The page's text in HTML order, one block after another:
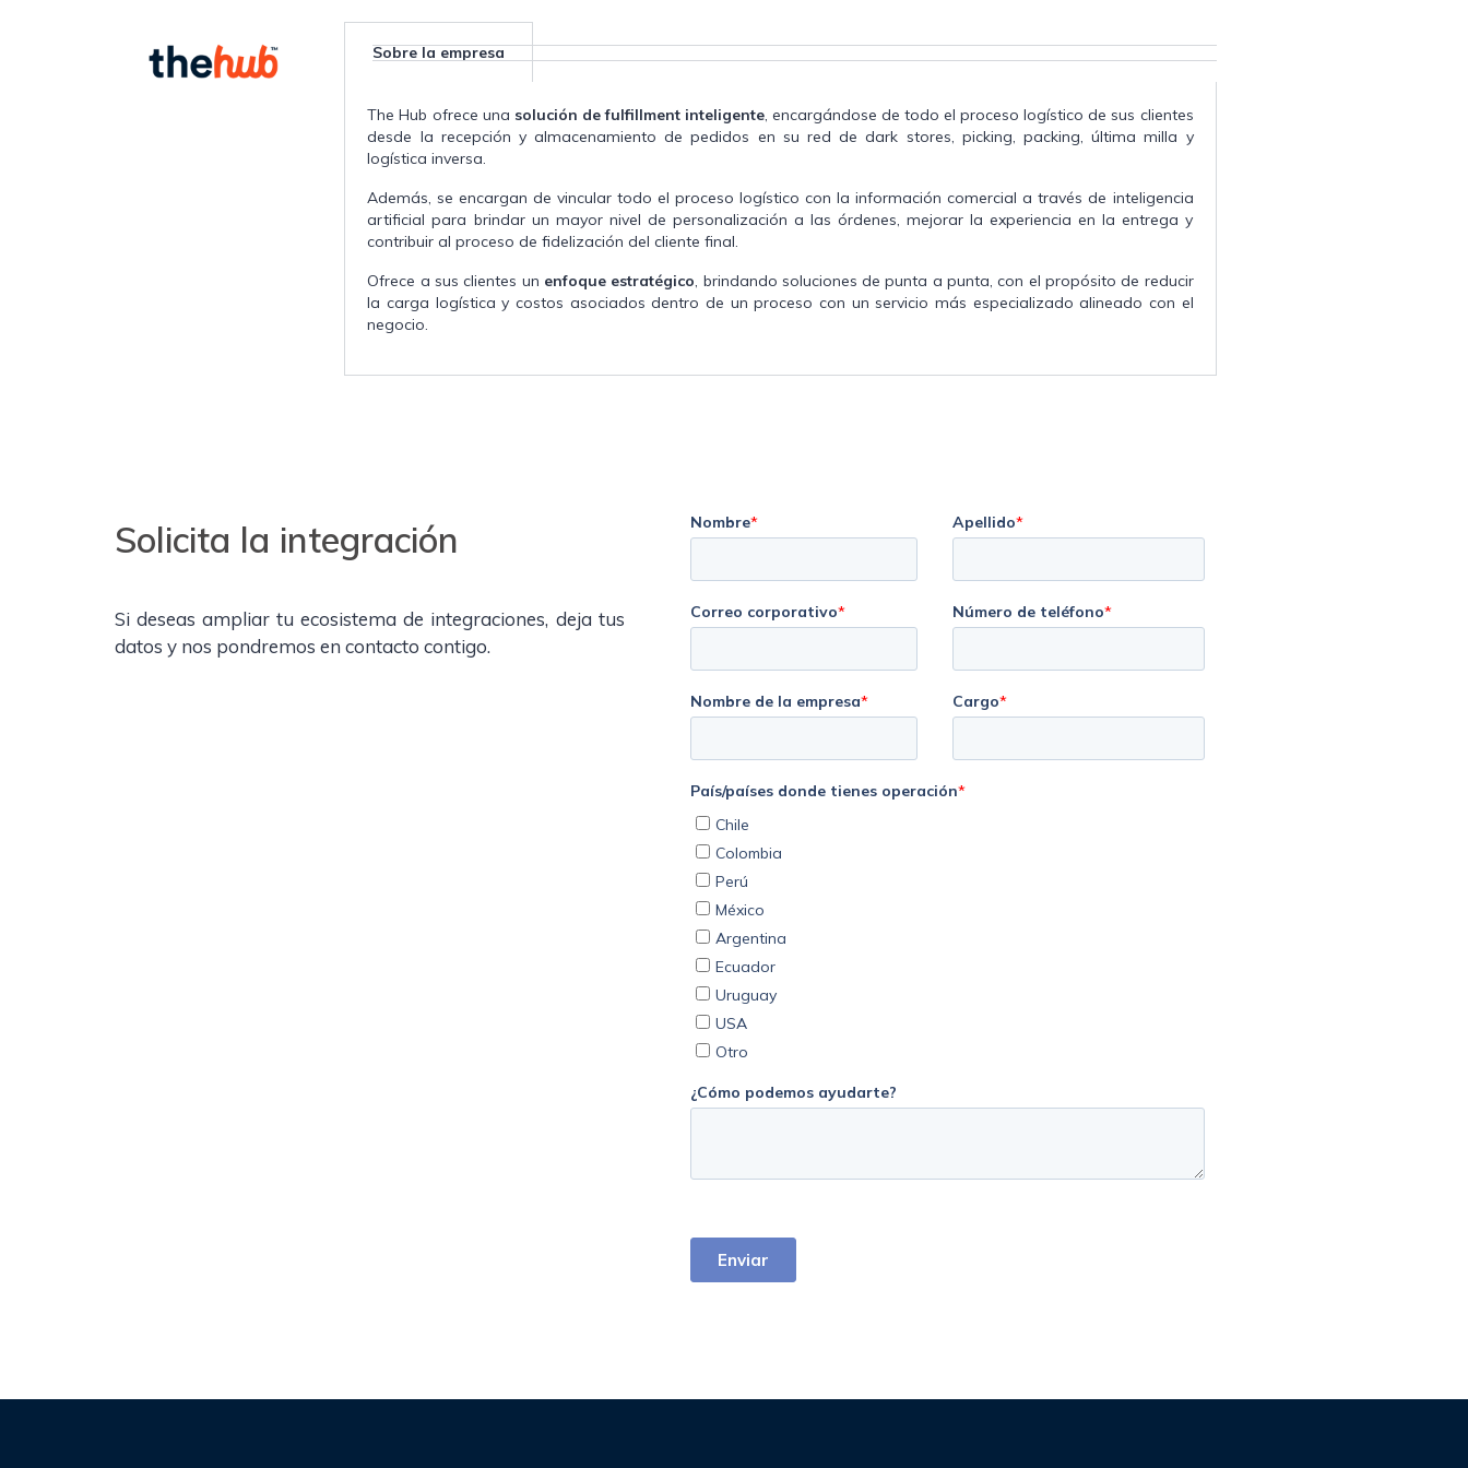
Sobre la empresa
The Hub ofrece una solución de fulfillment inteligente, encargándose de todo el proceso logístico de sus clientes
desde la recepción y almacenamiento de pedidos en su red de dark stores, picking, packing, última milla y
logística inversa.
Además, se encargan de vincular todo el proceso logístico con la información comercial a través de inteligencia
artificial para brindar un mayor nivel de personalización a las órdenes, mejorar la experiencia en la entrega y
contribuir al proceso de fidelización del cliente final.
Ofrece a sus clientes un enfoque estratégico, brindando soluciones de punta a punta, con el propósito de reducir
la carga logística y costos asociados dentro de un proceso con un servicio más especializado alineado con el
negocio.
Solicita la integración
Si deseas ampliar tu ecosistema de integraciones, deja tus
datos y nos pondremos en contacto contigo.